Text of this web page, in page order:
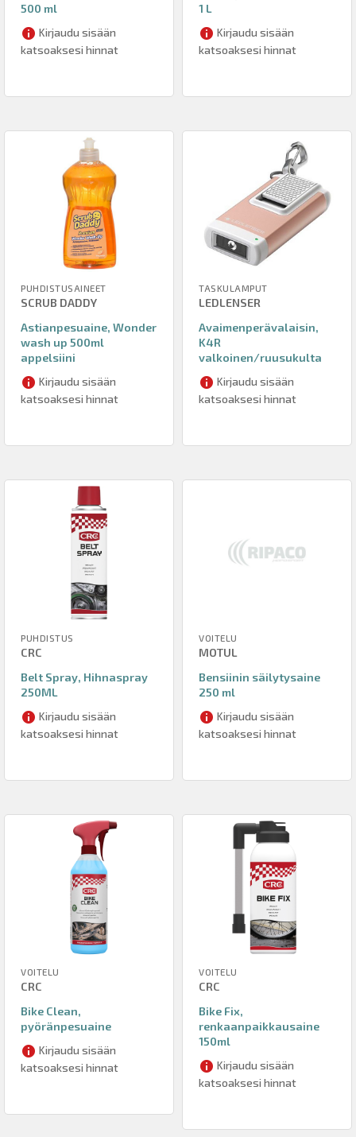
500 ml
Kirjaudu sisään
katsoaksesi hinnat
1 L
Kirjaudu sisään
katsoaksesi hinnat
PUHDISTUSAINEET
SCRUB DADDY
Astianpesuaine, Wonder
wash up 500ml
appelsiini
Kirjaudu sisään
katsoaksesi hinnat
TASKULAMPUT
LEDLENSER
Avaimenperävalaisin,
K4R
valkoinen/ruusukulta
Kirjaudu sisään
katsoaksesi hinnat
PUHDISTUS
CRC
Belt Spray, Hihnaspray
250ML
Kirjaudu sisään
katsoaksesi hinnat
VOITELU
MOTUL
Bensiinin säilytysaine
250 ml
Kirjaudu sisään
katsoaksesi hinnat
VOITELU
CRC
Bike Clean,
pyöränpesuaine
Kirjaudu sisään
katsoaksesi hinnat
VOITELU
CRC
Bike Fix,
renkaanpaikkausaine
150ml
Kirjaudu sisään
katsoaksesi hinnat